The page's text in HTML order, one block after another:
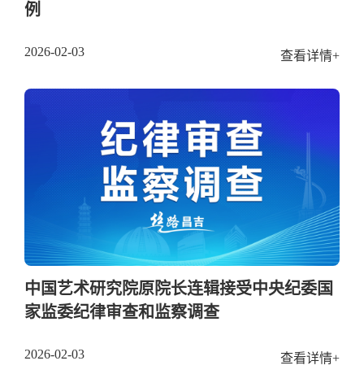
例
2026-02-03 查看详情+
中国艺术研究院原院长连辑接受中央纪委国
家监委纪律审查和监察调查
2026-02-03 查看详情+